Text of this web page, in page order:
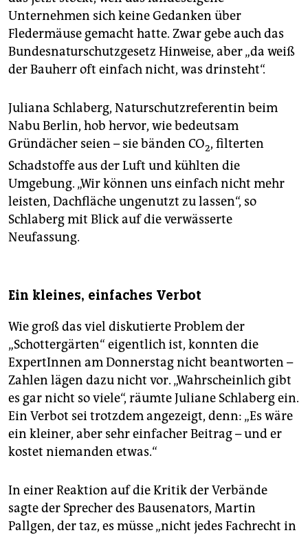
Unternehmen sich keine Gedanken über
Fledermäuse gemacht hatte. Zwar gebe auch das
Bundesnaturschutzgesetz Hinweise, aber „da weiß
der Bauherr oft einfach nicht, was drinsteht“.
Juliana Schlaberg, Naturschutzreferentin beim
Nabu Berlin, hob hervor, wie bedeutsam
Gründächer seien – sie bänden CO2, filterten
Schadstoffe aus der Luft und kühlten die
Umgebung. „Wir können uns einfach nicht mehr
leisten, Dachfläche ungenutzt zu lassen“, so
Schlaberg mit Blick auf die verwässerte
Neufassung.
Ein kleines, einfaches Verbot
Wie groß das viel diskutierte Problem der
„Schottergärten“ eigentlich ist, konnten die
ExpertInnen am Donnerstag nicht beantworten –
Zahlen lägen dazu nicht vor. „Wahrscheinlich gibt
es gar nicht so viele“, räumte Juliane Schlaberg ein.
Ein Verbot sei trotzdem angezeigt, denn: „Es wäre
ein kleiner, aber sehr einfacher Beitrag – und er
kostet niemanden etwas.“
In einer Reaktion auf die Kritik der Verbände
sagte der Sprecher des Bausenators, Martin
Pallgen, der taz, es müsse „nicht jedes Fachrecht in